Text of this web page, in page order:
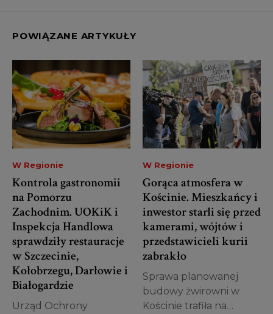
POWIĄZANE ARTYKUŁY
W Regionie
Kontrola gastronomii
na Pomorzu
Zachodnim. UOKiK i
Inspekcja Handlowa
sprawdziły restauracje
w Szczecinie,
Kołobrzegu, Darłowie i
Białogardzie
Urząd Ochrony
W Regionie
Gorąca atmosfera w
Kościnie. Mieszkańcy i
inwestor starli się przed
kamerami, wójtów i
przedstawicieli kurii
zabrakło
Sprawa planowanej
budowy żwirowni w
Kościnie trafiła na